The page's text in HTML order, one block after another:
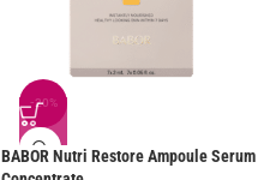
-20%
BABOR Nutri Restore Ampoule Serum